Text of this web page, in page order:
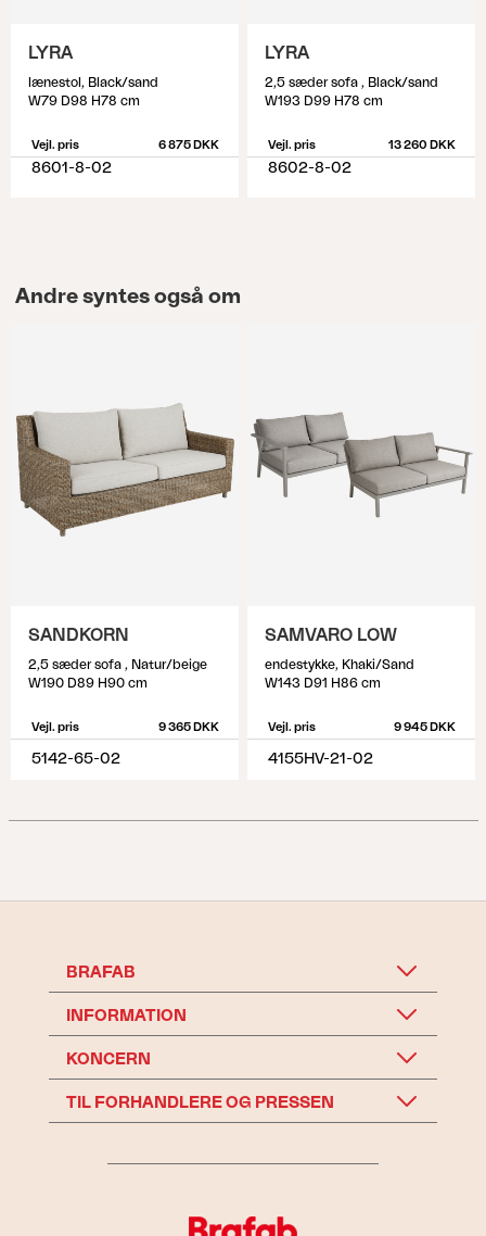
LYRA
lænestol, Black/sand
W79 D98 H78 cm
Vejl. pris 6 875 DKK
8601-8-02
LYRA
2,5 sæder sofa , Black/sand
W193 D99 H78 cm
Vejl. pris 13 260 DKK
8602-8-02
Andre syntes også om
SANDKORN
2,5 sæder sofa , Natur/beige
W190 D89 H90 cm
Vejl. pris 9 365 DKK
5142-65-02
SAMVARO LOW
endestykke, Khaki/Sand
W143 D91 H86 cm
Vejl. pris 9 945 DKK
4155HV-21-02
BRAFAB
INFORMATION
KONCERN
TIL FORHANDLERE OG PRESSEN